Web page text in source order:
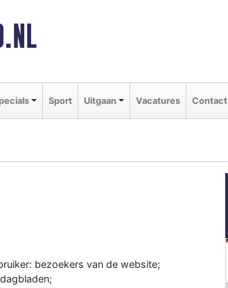
Sport Uitgaan Vacatures Contact
bezoekers van de website;